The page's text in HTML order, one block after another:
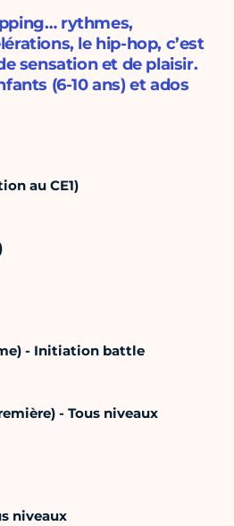
rythmes,
le hip-hop, c’est
sensation et de plaisir.
(6-10 ans) et ados
au CE1)
- Initiation battle
- Tous niveaux
niveaux